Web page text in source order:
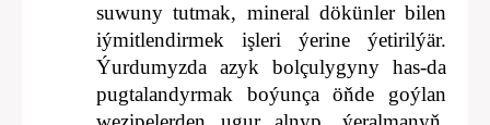
suwuny tutmak, mineral dökünler bilen
iýmitlendirmek işleri ýerine ýetirilýär.
Ýurdumyzda azyk bolçulygyny has-da
pugtalandyrmak boýunça öňde goýlan